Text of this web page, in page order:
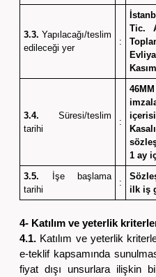
3.3. Yapılacağı/teslim
edileceği yer
:
Tic.
3.4. Süresi/teslim
tarihi
:
1 ay
3.5. İşe başlama
tarihi
:
ilk iş
4- Katılım ve yeterlik
4.1. Katılım ve yeterlik
e-teklif kapsamında
fiyat dışı unsurlara ilişkin